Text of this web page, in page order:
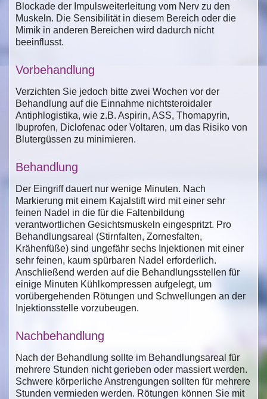
Blockade der Impulsweiterleitung vom Nerv zu den
Muskeln. Die Sensibilität in diesem Bereich oder die
Mimik in anderen Bereichen wird dadurch nicht
beeinflusst.
Vorbehandlung
Verzichten Sie jedoch bitte zwei Wochen vor der
Behandlung auf die Einnahme nichtsteroidaler
Antiphlogistika, wie z.B. Aspirin, ASS, Thomapyrin,
Ibuprofen, Diclofenac oder Voltaren, um das Risiko von
Blutergüssen zu minimieren.
Behandlung
Der Eingriff dauert nur wenige Minuten. Nach
Markierung mit einem Kajalstift wird mit einer sehr
feinen Nadel in die für die Faltenbildung
verantwortlichen Gesichtsmuskeln eingespritzt. Pro
Behandlungsareal (Stirnfalten, Zornesfalten,
Krähenfüße) sind ungefähr sechs Injektionen mit einer
sehr feinen, kaum spürbaren Nadel erforderlich.
Anschließend werden auf die Behandlungsstellen für
einige Minuten Kühlkompressen aufgelegt, um
vorübergehenden Rötungen und Schwellungen an der
Injektionsstelle vorzubeugen.
Nachbehandlung
Nach der Behandlung sollte im Behandlungsareal für
mehrere Stunden nicht gerieben oder massiert werden.
Schwere körperliche Anstrengungen sollten für mehrere
Stunden vermieden werden. Rötungen können Sie mit